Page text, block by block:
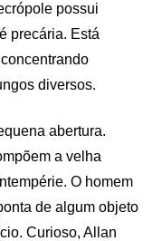
possui
precária. Está
diversos.
abertura.
a velha
O homem
de algum objeto
Curioso, Allan